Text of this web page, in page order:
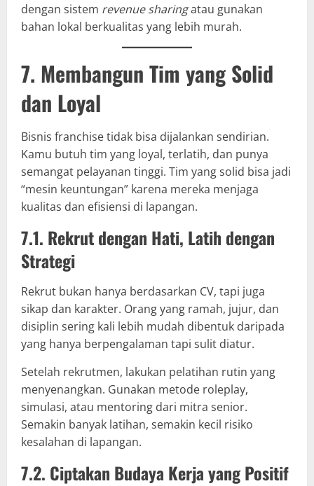
dengan sistem revenue sharingatau gunakan
bahan lokal berkualitas yang lebih murah.
7. Membangun Tim yang Solid
dan Loyal
Bisnis franchise tidak bisa dijalankan sendirian.
Kamu butuh tim yang loyal, terlatih, dan punya
semangat pelayanan tinggi. Tim yang solid bisa jadi
“mesin keuntungan” karena mereka menjaga
kualitas dan efisiensi di lapangan.
7.1. Rekrut dengan Hati, Latih dengan
Strategi
Rekrut bukan hanya berdasarkan CV, tapi juga
sikap dan karakter. Orang yang ramah, jujur, dan
disiplin sering kali lebih mudah dibentuk daripada
yang hanya berpengalaman tapi sulit diatur.
Setelah rekrutmen, lakukan pelatihan rutin yang
menyenangkan. Gunakan metode roleplay,
simulasi, atau mentoring dari mitra senior.
Semakin banyak latihan, semakin kecil risiko
kesalahan di lapangan.
7.2. Ciptakan Budaya Kerja yang Positif